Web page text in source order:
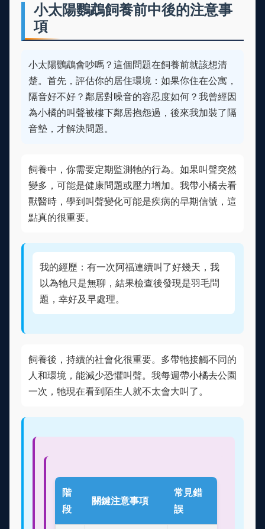
小太陽鸚鵡飼養前中後的注意事
項
小太陽鸚鵡會吵嗎？這個問題在飼養前就該想清
楚。首先，評估你的居住環境：如果你住在公寓，
隔音好不好？鄰居對噪音的容忍度如何？我曾經因
為小橘的叫聲被樓下鄰居抱怨過，後來我加裝了隔
音墊，才解決問題。
飼養中，你需要定期監測牠的行為。如果叫聲突然
變多，可能是健康問題或壓力增加。我帶小橘去看
獸醫時，學到叫聲變化可能是疾病的早期信號，這
點真的很重要。
我的經歷：有一次阿福連續叫了好幾天，我
以為牠只是無聊，結果檢查後發現是羽毛問
題，幸好及早處理。
飼養後，持續的社會化很重要。多帶牠接觸不同的
人和環境，能減少恐懼叫聲。我每週帶小橘去公園
一次，牠現在看到陌生人就不太會大叫了。
階
段
關鍵注意事項
常見錯
誤